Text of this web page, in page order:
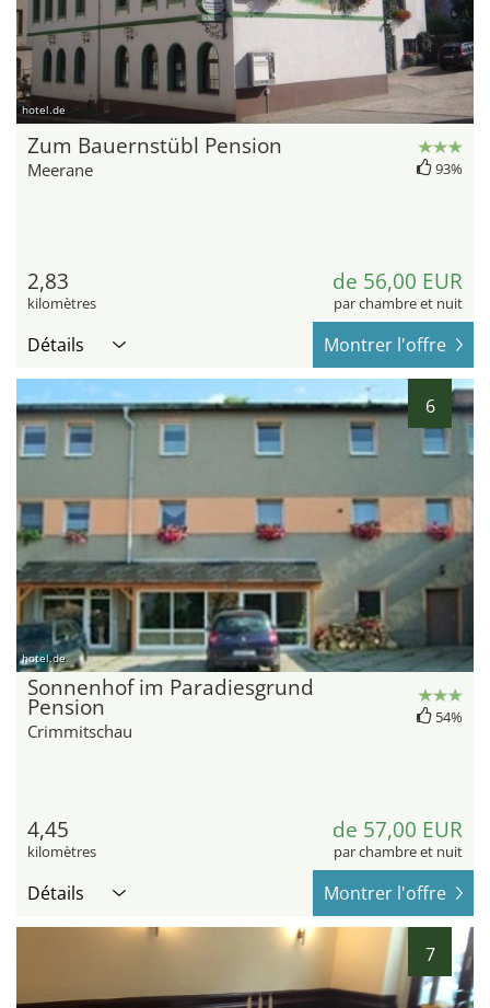
hotel.de
Zum Bauernstübl Pension
Meerane 93%
2,83
kilomètres
de 56,00 EUR
par chambre et nuit
Détails Montrer l'offre
6
hotel.de
Sonnenhof im Paradiesgrund
Pension
Crimmitschau
54%
4,45
kilomètres
de 57,00 EUR
par chambre et nuit
Détails Montrer l'offre
7